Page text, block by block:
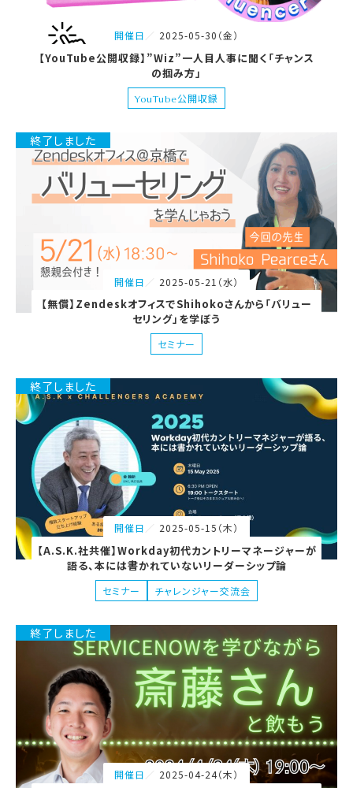
開催日 2025-05-30（金）
【YouTube公開収録】”Wiz”一人目人事に聞く「チャンス
の掴み方」
YouTube公開収録
終了しました
開催日 2025-05-21（水）
【無償】ZendeskオフィスでShihokoさんから「バリュー
セリング」を学ぼう
セミナー
終了しました
開催日 2025-05-15（木）
【A.S.K.社共催】Workday初代カントリーマネージャーが
語る、本には書かれていないリーダーシップ論
セミナー チャレンジャー交流会
終了しました
開催日 2025-04-24（木）